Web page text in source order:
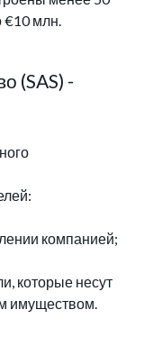
€10 млн.
(SAS) -
компанией;
которые несут
имуществом.